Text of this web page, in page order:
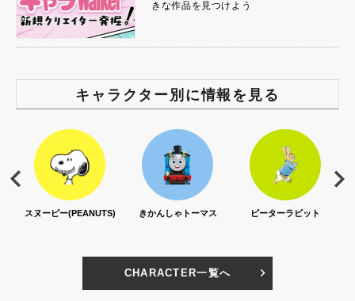
きな作品を見つけよう
キャラクター別に情報を見る
スヌーピー(PEANUTS) きかんしゃトーマス ピーターラビット
CHARACTER一覧へ